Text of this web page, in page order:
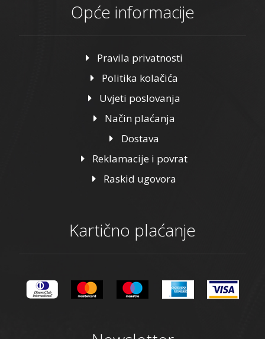
Opće informacije
Pravila privatnosti
Politika kolačića
Uvjeti poslovanja
Način plaćanja
Dostava
Reklamacije i povrat
Raskid ugovora
Kartično plaćanje